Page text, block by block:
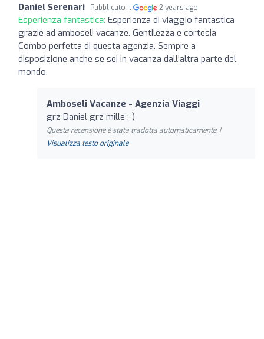
Daniel Serenari Pubblicato il 2 years ago
Esperienza fantastica: Esperienza di viaggio fantastica
grazie ad amboseli vacanze. Gentilezza e cortesia
Combo perfetta di questa agenzia. Sempre a
disposizione anche se sei in vacanza dall’altra parte del
mondo.
Amboseli Vacanze - Agenzia Viaggi
grz Daniel grz mille :-)
Questa recensione è stata tradotta automaticamente. |
Visualizza testo originale